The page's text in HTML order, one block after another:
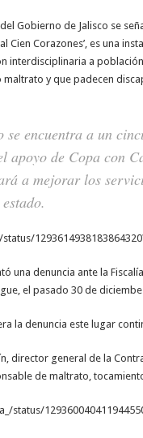
Gobierno de Jalisco se
Corazones’, es una
interdisciplinaria a
y que padecen
se encuentra a un
apoyo de Copa con
a mejorar los
una denuncia ante la
el pasado 30 de
la denuncia este lugar
director general de la
de maltrato,
status/